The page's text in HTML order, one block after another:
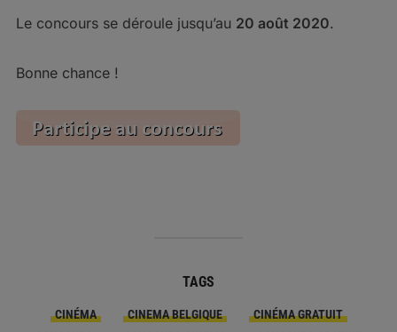
Le concours se déroule jusqu’au 20 août 2020.
Bonne chance !
TAGS
CINÉMA CINEMA BELGIQUE
CINÉMA GRATUIT